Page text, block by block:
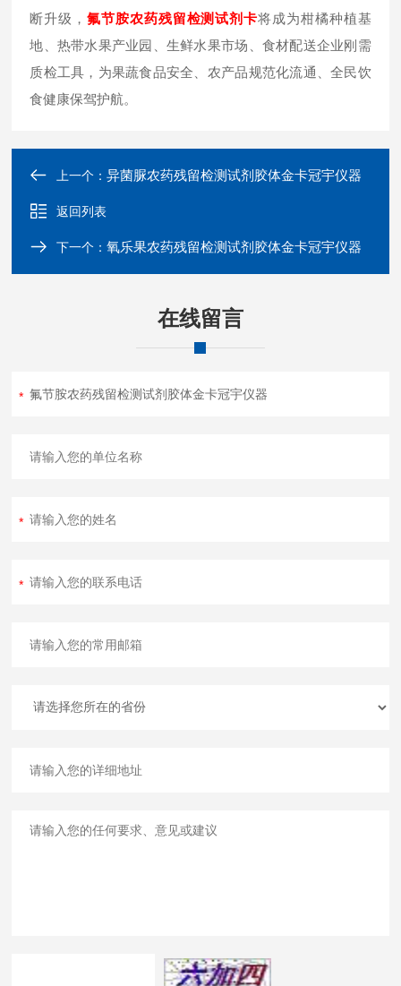
断升级，氟节胺农药残留检测试剂卡将成为柑橘种植基
地、热带水果产业园、生鲜水果市场、食材配送企业刚需
质检工具，为果蔬食品安全、农产品规范化流通、全民饮
食健康保驾护航。
上一个：异菌脲农药残留检测试剂胶体金卡冠宇仪器
返回列表
下一个：氧乐果农药残留检测试剂胶体金卡冠宇仪器
在线留言